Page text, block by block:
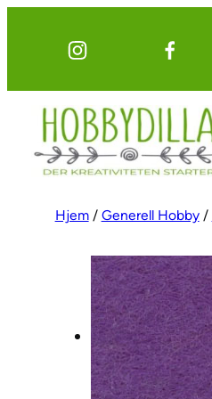
Hjem/ Generell Hobby/